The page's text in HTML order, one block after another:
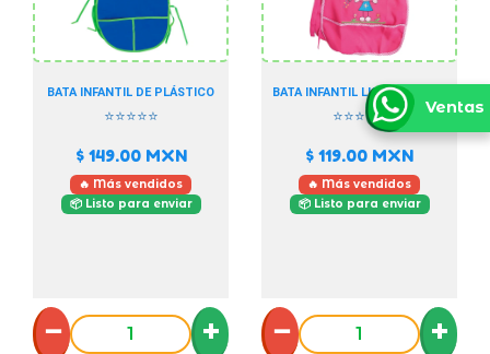
BATA INFANTIL DE PLÁSTICO
⭐⭐⭐⭐⭐
$ 149.00MXN
🔥 Más vendidos
📦 Listo para enviar
− +
BATA INFANTIL LISA BORDADA
⭐⭐⭐⭐⭐
$ 119.00 MXN
🔥 Más vendidos
📦 Listo para enviar
− +
Ventas